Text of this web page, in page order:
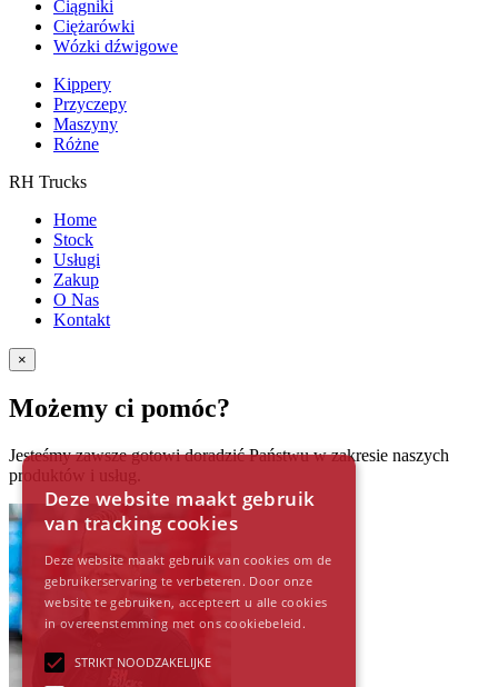
Ciągniki
Ciężarówki
Wózki dźwigowe
Kippery
Przyczepy
Maszyny
Różne
RH Trucks
Home
Stock
Usługi
Zakup
O Nas
Kontakt
×
Możemy ci pomóc?
Jesteśmy zawsze gotowi doradzić Państwu w zakresie naszych
produktów i usług.
Deze website maakt gebruik
van tracking cookies
Deze website maakt gebruik van cookies om de
gebruikerservaring te verbeteren. Door onze
website te gebruiken, accepteert u alle cookies
in overeenstemming met ons cookiebeleid.
STRIKT NOODZAKELIJKE